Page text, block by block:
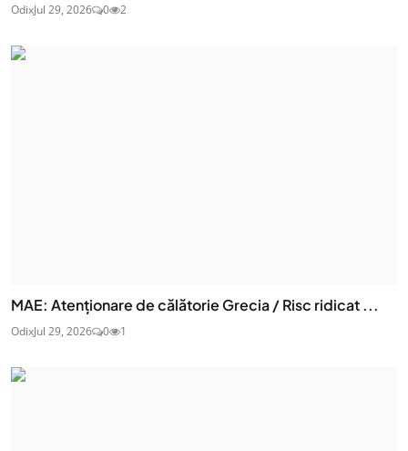
OdixJul 29, 2026 0 2
MAE: Atenţionare de călătorie Grecia / Risc ridicat ...
OdixJul 29, 2026 0 1